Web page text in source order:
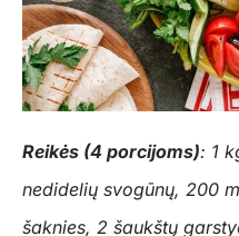
Reikės (4 porcijoms): 1
nedidelių svogūnų, 200
šaknies, 2 šaukštų